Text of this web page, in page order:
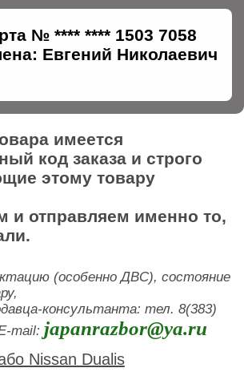
№ **** **** 1503 7058
Евгений Николаевич
имеется
код заказа и строго
этому товару
и отправляем именно то,
(особенно ДВС), состояние
консультанта: тел. 8(383)
mail: japanrazbor@ya.ru
Nissan Dualis